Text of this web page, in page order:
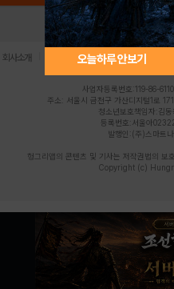
오늘하루 안보기
로그인
회사소개 | 개인정보 처리방침
사업자등록번호:119-86-
주소: 서울시 금천구 가산디지털1로
청소년보호책임자:김동
등록번호:서울아
발행인:(주)스마트
헝그리앱의 콘텐츠 및 기사는 저작권법의 보
Copyright (c)